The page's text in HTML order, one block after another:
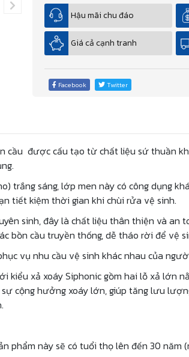
Hậu mãi chu đáo
Giá cả cạnh tranh
Facebook Twitter
cầu được cấu tạo từ chất liệu sứ thuần
trắng sáng, lớp men này có công dụng
tiết kiệm thời gian khi chùi rửa vệ sinh.
sinh, đây là chất liệu thân thiện và an
bồn cầu truyền thống, dễ tháo rời để vệ
vụ nhu cầu vệ sinh khác nhau của
xả xoáy Siphonic gồm hai lỗ xả lớn
cộng hưởng xoáy lớn, giúp tăng lưu
phẩm này sẽ có tuổi thọ lên đến 30 năm